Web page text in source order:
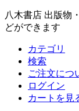
八木書店 出版物
どができます
カテゴリ
検索
ご注文につ
ログイン
カートを見